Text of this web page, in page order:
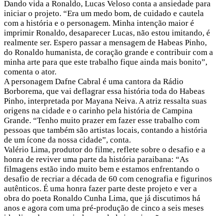
Dando vida a Ronaldo, Lucas Veloso conta a ansiedade para
iniciar o projeto. “Era um medo bom, de cuidado e cautela
com a história e o personagem. Minha intenção maior é
imprimir Ronaldo, desaparecer Lucas, não estou imitando, é
realmente ser. Espero passar a mensagem de Habeas Pinho,
do Ronaldo humanista, de coração grande e contribuir com a
minha arte para que este trabalho fique ainda mais bonito”,
comenta o ator.
A personagem Dafne Cabral é uma cantora da Rádio
Borborema, que vai deflagrar essa história toda do Habeas
Pinho, interpretada por Mayana Neiva. A atriz ressalta suas
origens na cidade e o carinho pela história de Campina
Grande. “Tenho muito prazer em fazer esse trabalho com
pessoas que também são artistas locais, contando a história
de um ícone da nossa cidade”, conta.
Valério Lima, produtor do filme, reflete sobre o desafio e a
honra de reviver uma parte da história paraibana: “As
filmagens estão indo muito bem e estamos enfrentando o
desafio de recriar a década de 60 com cenografia e figurinos
autênticos. É uma honra fazer parte deste projeto e ver a
obra do poeta Ronaldo Cunha Lima, que já discutimos há
anos e agora com uma pré-produção de cinco a seis meses